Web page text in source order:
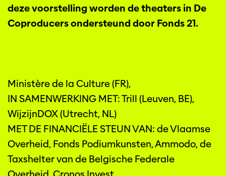
deze voorstelling worden de theaters in De
Coproducers ondersteund door Fonds 21.
Ministère de la Culture (FR),
IN SAMENWERKING MET: Trill (Leuven, BE),
WijzijnDOX (Utrecht, NL)
MET DE FINANCIËLE STEUN VAN: de Vlaamse
Overheid, Fonds Podiumkunsten, Ammodo, de
Taxshelter van de Belgische Federale